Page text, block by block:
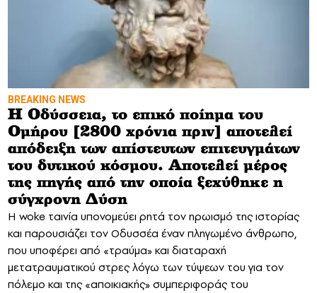
BREAKING NEWS
Η Οδύσσεια, το επικό ποίημα του
Ομήρου [2800 χρόνια πριν] αποτελεί
απόδειξη των απίστευτων επιτευγμάτων
του δυτικού κόσμου. Αποτελεί μέρος
της πηγής από την οποία ξεχύθηκε η
σύγχρονη Δύση
Η woke ταινία υπονομεύει ρητά τον ηρωισμό της ιστορίας
και παρουσιάζει τον Οδυσσέα έναν πληγωμένο άνθρωπο,
που υποφέρει από «τραύμα» και διαταραχή
μετατραυματικού στρες λόγω των τύψεων του για τον
πόλεμο και της «αποικιακής» συμπεριφοράς του